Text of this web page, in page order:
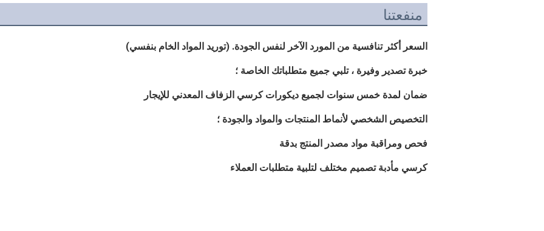
منفعتنا
السعر أكثر تنافسية من المورد الآخر لنفس الجودة. (توريد المواد الخام بنفسي)
خبرة تصدير وفيرة ، تلبي جميع متطلباتك الخاصة ؛
ضمان لمدة خمس سنوات لجميع ديكورات كرسي الزفاف المعدني للإيجار
التخصيص الشخصي لأنماط المنتجات والمواد والجودة ؛
فحص ومراقبة مواد مصدر المنتج بدقة
كرسي مأدبة تصميم مختلف لتلبية متطلبات العملاء